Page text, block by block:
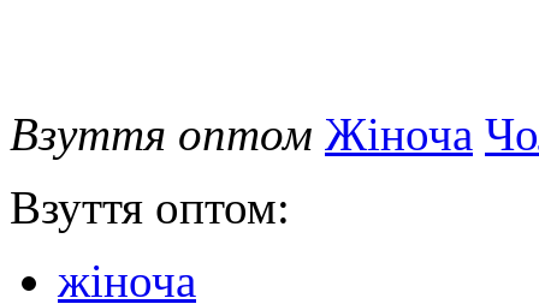
Взуття оптом Жіноча
Взуття оптом:
жіноча